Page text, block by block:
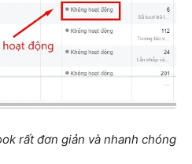
rất đơn giản và nhanh chóng